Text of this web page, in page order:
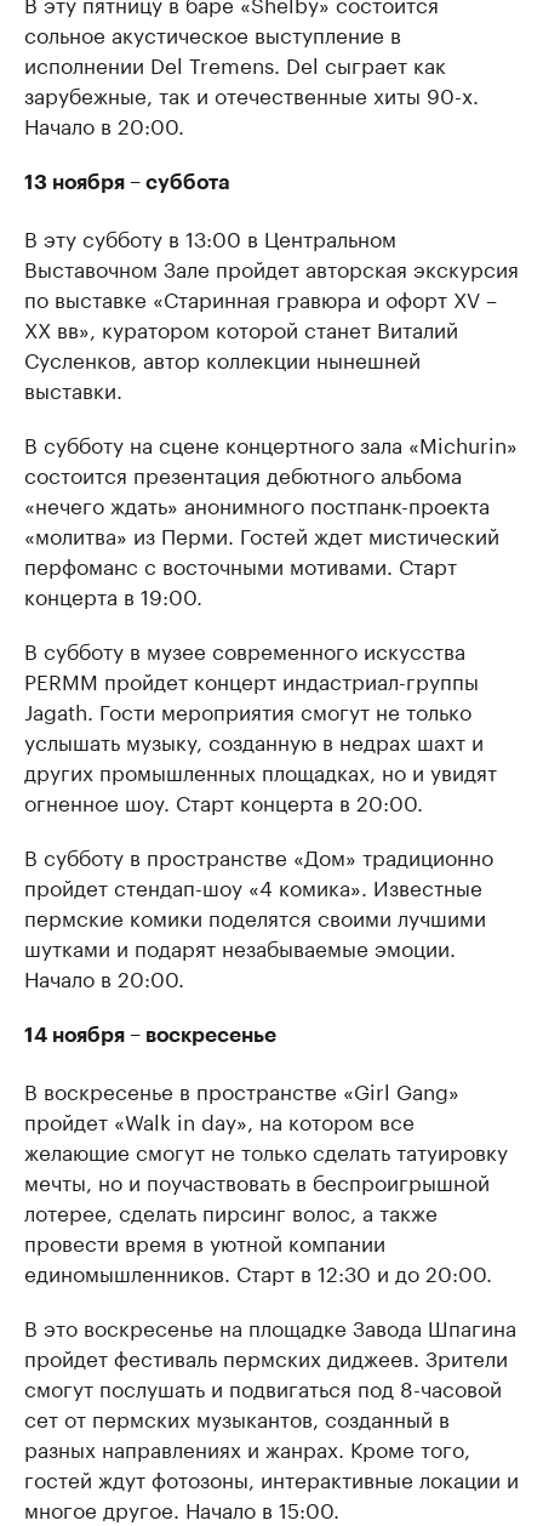
сольное акустическое выступление в
исполнении Del Tremens. Del сыграет как
зарубежные, так и отечественные хиты 90-х.
Начало в 20:00.
13 ноября – суббота
В эту субботу в 13:00 в Центральном
Выставочном Зале пройдет авторская экскурсия
по выставке «Старинная гравюра и офорт XV –
XX вв», куратором которой станет Виталий
Сусленков, автор коллекции нынешней
выставки.
В субботу на сцене концертного зала «Michurin»
состоится презентация дебютного альбома
«нечего ждать» анонимного постпанк-проекта
«молитва» из Перми. Гостей ждет мистический
перфоманс с восточными мотивами. Старт
концерта в 19:00.
В субботу в музее современного искусства
PERMM пройдет концерт индастриал-группы
Jagath. Гости мероприятия смогут не только
услышать музыку, созданную в недрах шахт и
других промышленных площадках, но и увидят
огненное шоу. Старт концерта в 20:00.
В субботу в пространстве «Дом» традиционно
пройдет стендап-шоу «4 комика». Известные
пермские комики поделятся своими лучшими
шутками и подарят незабываемые эмоции.
Начало в 20:00.
14 ноября – воскресенье
В воскресенье в пространстве «Girl Gang»
пройдет «Walk in day», на котором все
желающие смогут не только сделать татуировку
мечты, но и поучаствовать в беспроигрышной
лотерее, сделать пирсинг волос, а также
провести время в уютной компании
единомышленников. Старт в 12:30 и до 20:00.
В это воскресенье на площадке Завода Шпагина
пройдет фестиваль пермских диджеев. Зрители
смогут послушать и подвигаться под 8-часовой
сет от пермских музыкантов, созданный в
разных направлениях и жанрах. Кроме того,
гостей ждут фотозоны, интерактивные локации и
многое другое. Начало в 15:00.